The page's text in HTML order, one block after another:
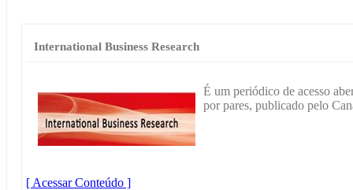
International Business Research
É um periódico de acesso
por pares, publicado pelo
[ Acessar Conteúdo ]